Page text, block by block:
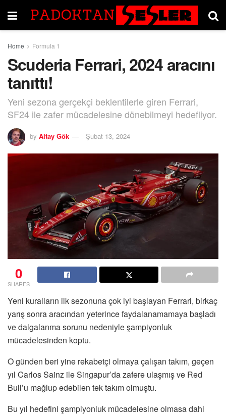
Home Formula 1
Scuderia Ferrari, 2024 aracını
tanıttı!
Yeni sezona gerçekçi beklentilerle giren Ferrari,
SF24 ile zafer mücadelesine dönebilmeyi hedefliyor.
by Altay Gök Şubat 13, 2024
0
SHARES
Yeni kuralların ilk sezonuna çok iyi başlayan Ferrari, birkaç
yarış sonra aracından yeterince faydalanamamaya başladı
ve dalgalanma sorunu nedeniyle şampiyonluk
mücadelesinden koptu.
O günden beri yine rekabetçi olmaya çalışan takım, geçen
yıl Carlos Sainz ile Singapur’da zafere ulaşmış ve Red
Bull’u mağlup edebilen tek takım olmuştu.
Bu yıl hedefini şampiyonluk mücadelesine olmasa dahi